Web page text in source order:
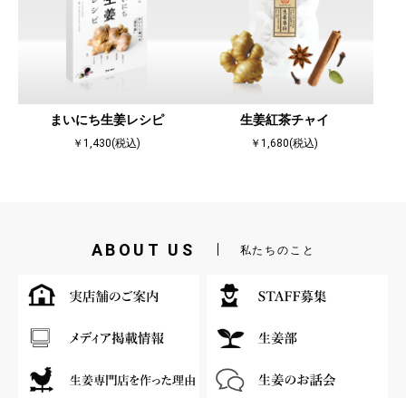
まいにち生姜レシピ
￥1,430(税込)
生姜紅茶チャイ
￥1,680(税込)
ABOUT US 私たちのこと